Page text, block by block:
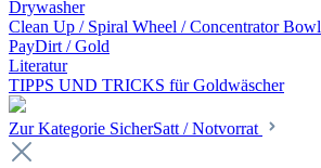
Drywasher
Clean Up / Spiral Wheel / Concentrator Bowl
PayDirt / Gold
Literatur
TIPPS UND TRICKS für Goldwäscher
Zur Kategorie SicherSatt / Notvorrat